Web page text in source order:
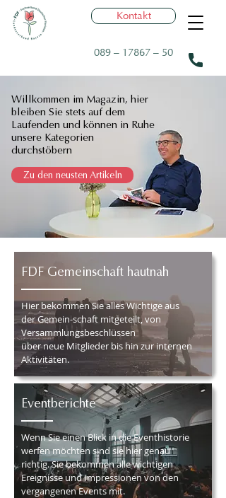
089 – 17867 – 50
Kontakt
Willkommen im Magazin, hier
bleiben Sie stets auf dem
Laufenden und können in Ruhe
unsere Kategorien
durchstöbern
Zu den neusten Artikeln
FDF Gemeinschaft hautnah
Hier bekommen Sie alles Wichtige aus
der Gemein-schaft mitgeteilt, von
Versammlungsbeschlüssen
über neue Mitglieder bis hin zur internen
Aktivitäten.
Eventberichte
Wenn Sie einen Blick in die Eventhistorie
werfen möchten sind sie hier genau
richtig. Sie bekommen alle wichtigen
Ereignisse und Impressionen von den
vergangenen Events mit.